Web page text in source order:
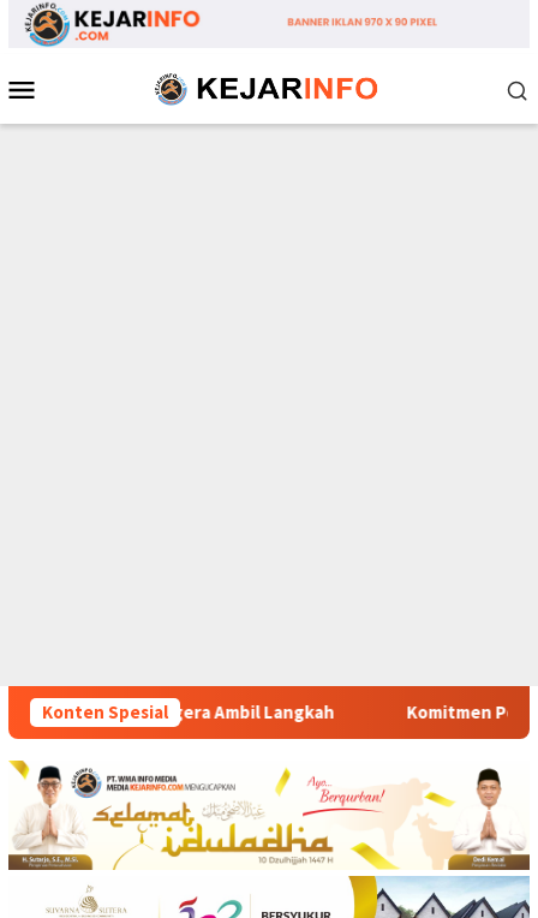
Loncat
Mobile
Konten Spesial
Langkah Komitmen Polsek Tigaraksa Tindak Tegas